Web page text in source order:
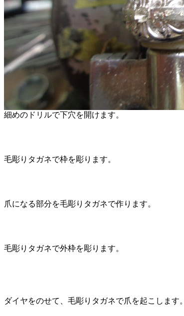
細めのドリルで下穴を開けます。
毛彫りタガネで枠を彫ります。
爪になる部分を毛彫りタガネで作ります。
毛彫りタガネで外枠を彫ります。
ダイヤをのせて、毛彫りタガネで爪を起こします。